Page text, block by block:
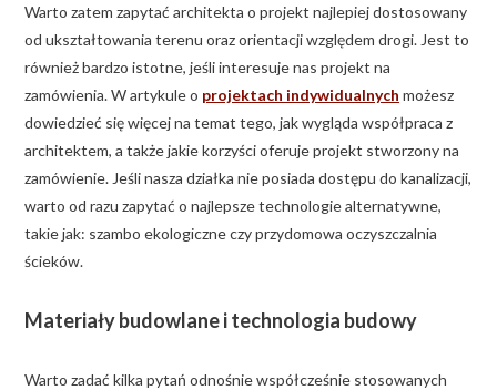
Warto zatem zapytać architekta o projekt najlepiej dostosowany
od ukształtowania terenu oraz orientacji względem drogi. Jest to
również bardzo istotne, jeśli interesuje nas projekt na
zamówienia. W artykule o projektach indywidualnych możesz
dowiedzieć się więcej na temat tego, jak wygląda współpraca z
architektem, a także jakie korzyści oferuje projekt stworzony na
zamówienie. Jeśli nasza działka nie posiada dostępu do kanalizacji,
warto od razu zapytać o najlepsze technologie alternatywne,
takie jak: szambo ekologiczne czy przydomowa oczyszczalnia
ścieków.
Materiały budowlane i technologia budowy
Warto zadać kilka pytań odnośnie współcześnie stosowanych